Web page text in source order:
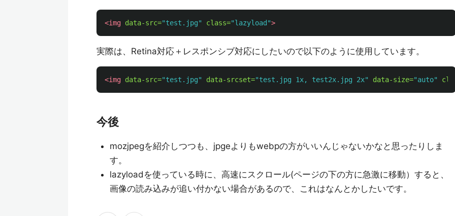
<img data-src="test.jpg" class="lazyload">
実際は、Retina対応＋レスポンシブ対応にしたいので以下のように使用しています。
<img data-src="test.jpg" data-srcset="test.jpg 1x, test2x.jpg 2x" data-size="auto"
今後
mozjpegを紹介しつつも、jpgeよりもwebpの方がいいんじゃないかなと思ったりしま
す。
lazyloadを使っている時に、高速にスクロール(ページの下の方に急激に移動）すると、
画像の読み込みが追い付かない場合があるので、これはなんとかしたいです。